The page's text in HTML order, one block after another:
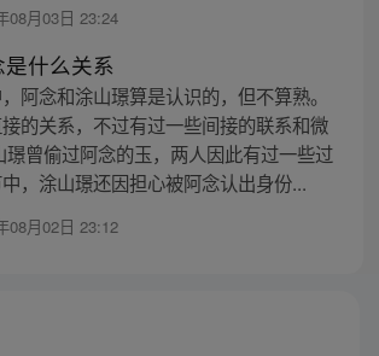
08月03日 23:24
什么关系
阿念和涂山璟算是认识的，但不算熟。
的关系，不过有过一些间接的联系和微
曾偷过阿念的玉，两人因此有过一些过
，涂山璟还因担心被阿念认出身份...
08月02日 23:12